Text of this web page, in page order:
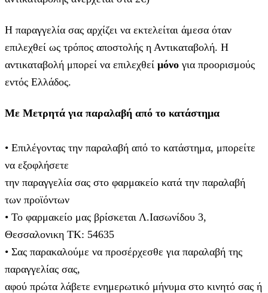
Η παραγγελία σας αρχίζει να εκτελείται άμεσα όταν
επιλεχθεί ως τρόπος αποστολής η Αντικαταβολή. Η
αντικαταβολή μπορεί να επιλεχθεί μόνο για προορισμούς
εντός Ελλάδος.
Με Μετρητά για παραλαβή από το κατάστημα
• Επιλέγοντας την παραλαβή από το κατάστημα, μπορείτε
να εξοφλήσετε
την παραγγελία σας στο φαρμακείο κατά την παραλαβή
των προϊόντων
• Το φαρμακείο μας βρίσκεται Λ.Ιασωνίδου 3,
Θεσσαλονικη ΤΚ: 54635
• Σας παρακαλούμε να προσέρχεσθε για παραλαβή της
παραγγελίας σας,
αφού πρώτα λάβετε ενημερωτικό μήνυμα στο κινητό σας ή